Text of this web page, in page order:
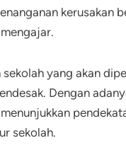
kerusakan
yang akan
Dengan
sekolah.